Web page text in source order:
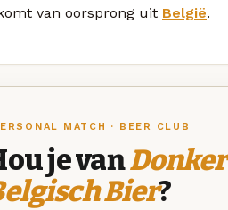
van oorsprong uit België.
MATCH · BEER CLUB
je vanDonker
Bier?